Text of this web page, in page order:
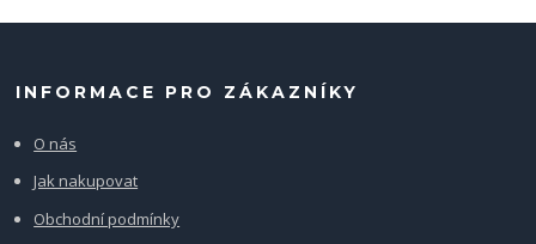
INFORMACE PRO ZÁKAZNÍKY
O nás
Jak nakupovat
Obchodní podmínky